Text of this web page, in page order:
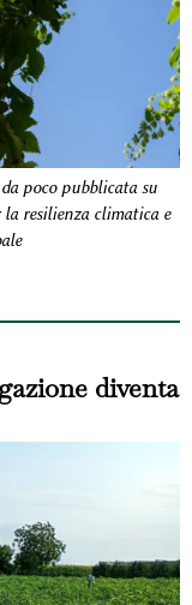
poco pubblicata su
resilienza climatica e
diventa